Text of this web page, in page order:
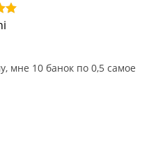
мне 10 банок по 0,5 самое